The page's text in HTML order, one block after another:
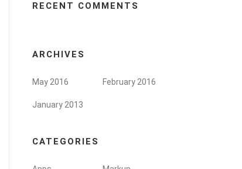
RECENT COMMENTS
ARCHIVES
May 2016 February 2016
January 2013
CATEGORIES